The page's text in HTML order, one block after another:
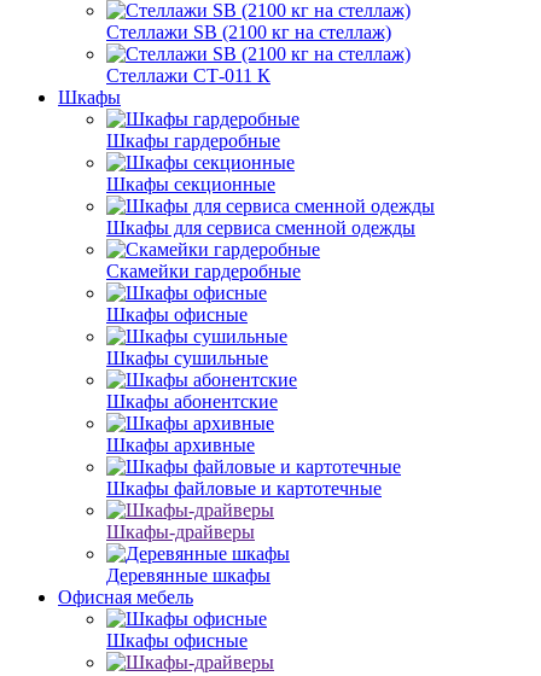
Стеллажи SB (2100 кг на стеллаж)
Стеллажи СТ-011 К
Шкафы
Шкафы гардеробные
Шкафы секционные
Шкафы для сервиса сменной одежды
Скамейки гардеробные
Шкафы офисные
Шкафы сушильные
Шкафы абонентские
Шкафы архивные
Шкафы файловые и картотечные
Шкафы-драйверы
Деревянные шкафы
Офисная мебель
Шкафы офисные